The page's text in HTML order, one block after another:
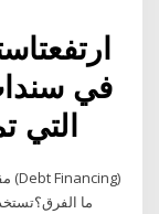
في
التي